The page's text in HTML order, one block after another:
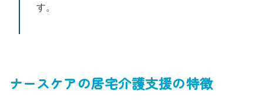
す。
ナースケアの居宅介護支援の特徴